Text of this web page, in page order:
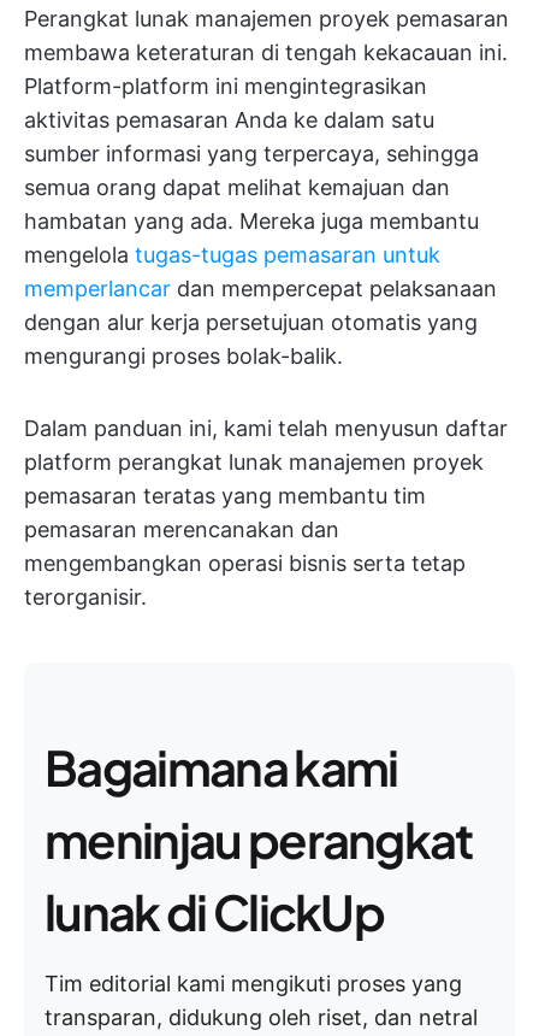
Perangkat lunak manajemen proyek pemasaran
membawa keteraturan di tengah kekacauan ini.
Platform-platform ini mengintegrasikan
aktivitas pemasaran Anda ke dalam satu
sumber informasi yang terpercaya, sehingga
semua orang dapat melihat kemajuan dan
hambatan yang ada. Mereka juga membantu
mengelola tugas-tugas pemasaran untuk
memperlancar dan mempercepat pelaksanaan
dengan alur kerja persetujuan otomatis yang
mengurangi proses bolak-balik.
Dalam panduan ini, kami telah menyusun daftar
platform perangkat lunak manajemen proyek
pemasaran teratas yang membantu tim
pemasaran merencanakan dan
mengembangkan operasi bisnis serta tetap
terorganisir.
Bagaimana kami
meninjau perangkat
lunak di ClickUp
Tim editorial kami mengikuti proses yang
transparan, didukung oleh riset, dan netral